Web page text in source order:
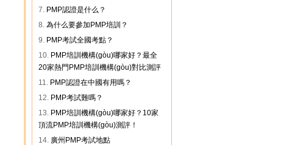
7. PMP認證是什么？
8. 為什么要參加PMP培訓？
9. PMP考試全國考點？
10. PMP培訓機構(gòu)哪家好？最全
20家熱門PMP培訓機構(gòu)對比測評
11. PMP認證在中國有用嗎？
12. PMP考試難嗎？
13. PMP培訓機構(gòu)哪家好？10家
頂流PMP培訓機構(gòu)測評！
14. 廣州PMP考試地點